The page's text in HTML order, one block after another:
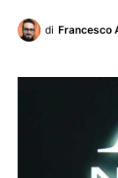
di Francesco